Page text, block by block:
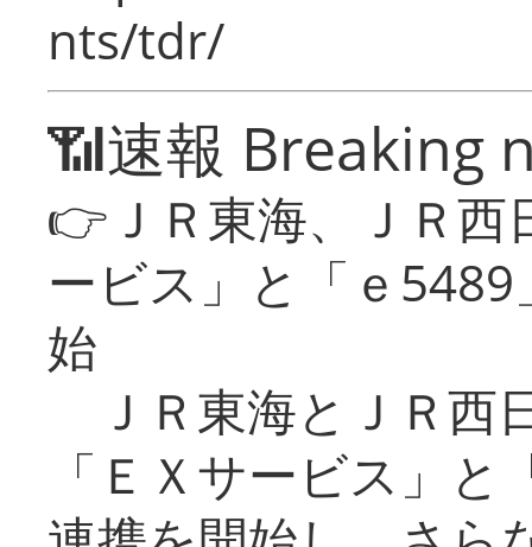
nts/tdr/
📶速報 Breaking
👉ＪＲ東海、ＪＲ
ービス」と「ｅ
始
ＪＲ東海とＪＲ西
「ＥＸサービス」